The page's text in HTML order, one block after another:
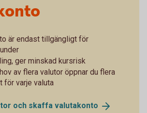
är endast tillgängligt för
ger minskad kursrisk
av flera valutor öppnar du flera
för varje valuta
och skaffa valutakonto